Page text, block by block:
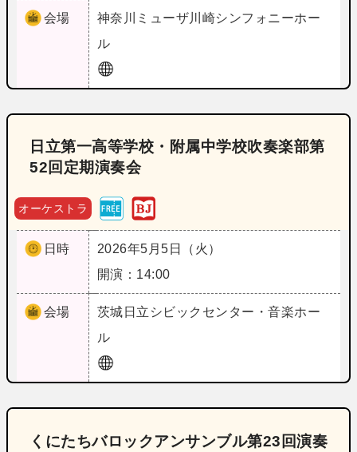
会場 神奈川
ミューザ川崎シンフォニーホー
ル
日立第一高等学校・附属中学校吹奏楽部第
52回定期演奏会
オーケストラ
日時
2026年5月5日（火）
開演：14:00
会場 茨城 日立シビックセンター・音楽ホー
ル
くにたちバロックアンサンブル第23回演奏